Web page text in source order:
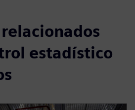
estadístico